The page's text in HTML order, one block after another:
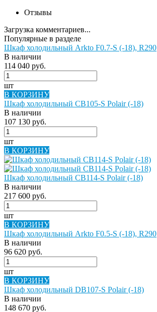
Отзывы
Загрузка комментариев...
Популярные в разделе
Шкаф холодильный Arkto F0.7-S (-18), R290
В наличии
114 040 руб.
шт
В КОРЗИНУ
Шкаф холодильный CB105-S Polair (-18)
В наличии
107 130 руб.
шт
В КОРЗИНУ
Шкаф холодильный CB114-S Polair (-18)
В наличии
217 600 руб.
шт
В КОРЗИНУ
Шкаф холодильный Arkto F0.5-S (-18), R290
В наличии
96 620 руб.
шт
В КОРЗИНУ
Шкаф холодильный DB107-S Polair (-18)
В наличии
148 670 руб.